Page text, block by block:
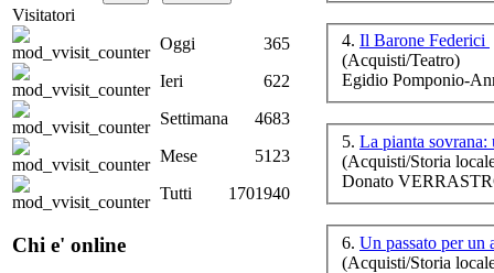
Visitatori
Oggi
365
Ieri
622
Settimana
4683
Mese
5123
Tutti
1701940
Chi e' online
4. Il Barone Federici
(Acquisti/Teatro)
Egidio Pomponio-
5. La pianta
(Acquisti/Storia
Donato
6. Un passato per un
(Acquisti/Storia